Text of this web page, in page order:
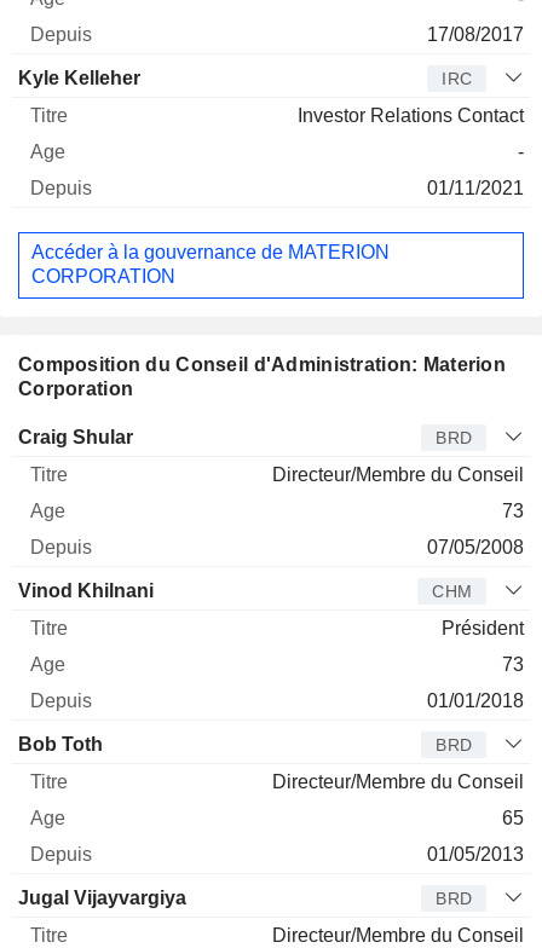
17/08/2017
Kyle Kelleher IRC
Investor Relations Contact
-
01/11/2021
Accéder à la gouvernance de MATERION
CORPORATION
Composition du Conseil d'Administration: Materion
Corporation
Administrateur
Craig Shular BRD
Directeur/Membre du Conseil
73
07/05/2008
Vinod Khilnani CHM
Président
73
01/01/2018
Bob Toth BRD
Directeur/Membre du Conseil
65
01/05/2013
Jugal Vijayvargiya BRD
Directeur/Membre du Conseil